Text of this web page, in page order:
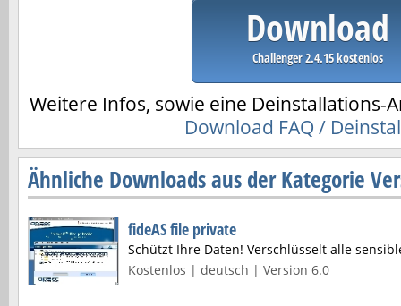
Download
Challenger 2.4.15 kostenlos
Weitere Infos, sowie eine Deinstallations-
Download FAQ /
Ähnliche Downloads aus der Kategorie
fideAS file private
Schützt Ihre Daten! Verschlüsselt alle
Kostenlos | deutsch | Version 6.0